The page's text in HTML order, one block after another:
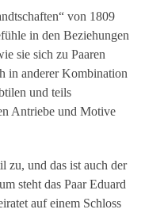
von 1809
in den Beziehungen
sie sich zu Paaren
in anderer Kombination
und teils
Antriebe und Motive
zu, und das ist auch der
steht das Paar Eduard
auf einem Schloss